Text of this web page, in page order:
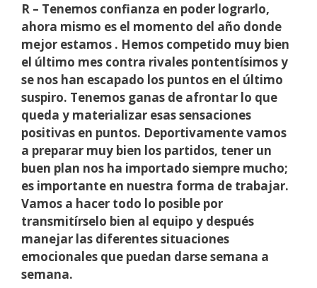
R – Tenemos confianza en poder lograrlo,
ahora mismo es el momento del año donde
mejor estamos . Hemos competido muy bien
el último mes contra rivales pontentísimos y
se nos han escapado los puntos en el último
suspiro. Tenemos ganas de afrontar lo que
queda y materializar esas sensaciones
positivas en puntos. Deportivamente vamos
a preparar muy bien los partidos, tener un
buen plan nos ha importado siempre mucho;
es importante en nuestra forma de trabajar.
Vamos a hacer todo lo posible por
transmitírselo bien al equipo y después
manejar las diferentes situaciones
emocionales que puedan darse semana a
semana.